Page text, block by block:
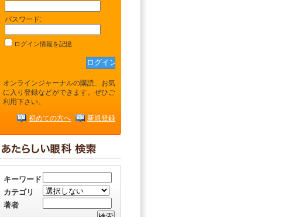
パスワード:
ログイン情報を記憶
オンラインジャーナルの購読、お気
に入り登録などができます。ぜひご
利用下さい。
初めての方へ 新規登録
キーワード
カテゴリ
著者